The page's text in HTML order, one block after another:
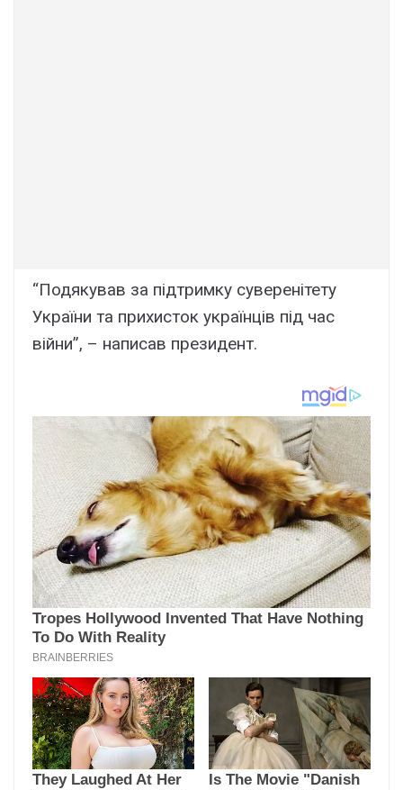
“Подякував за підтримку суверенітету
України та прихисток українців під час
війни”, – написав президент.